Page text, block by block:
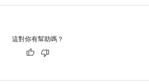
這對你有幫助嗎？